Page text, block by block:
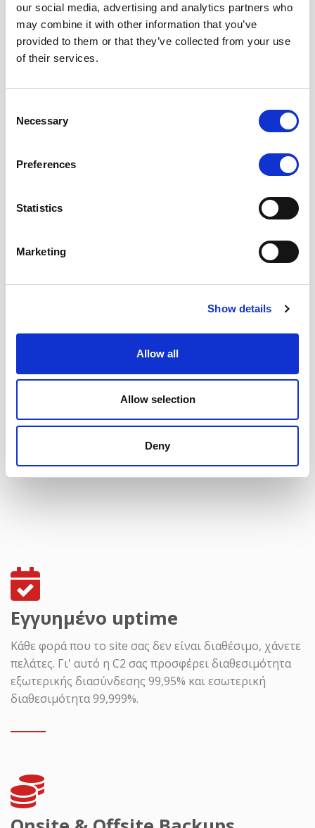
our social media, advertising and analytics partners who
may combine it with other information that you’ve
provided to them or that they’ve collected from your use
of their services.
Selection
Necessary
Preferences
Statistics
Marketing
Show details
Allow all
Allow selection
Deny
Τριπλή διασύνδεση με τον GR-IX, δύο ανεξάρτητα core
περισσότερους από 16 Upstream providers για να
Περισσότερα
Δωρεάν απεριόριστα SSL
certificates σε όλα τα πακέτα φιλοξενίας, για όσα
subdomains και να έχετε για καλύτερο SEO και
Εγγυημένο uptime
Κάθε φορά που το site σας δεν είναι διαθέσιμο, χάνετε
πελάτες. Γι' αυτό η C2 σας προσφέρει διαθεσιμότητα
εξωτερικής διασύνδεσης 99,95% και εσωτερική
διαθεσιμότητα 99,999%.